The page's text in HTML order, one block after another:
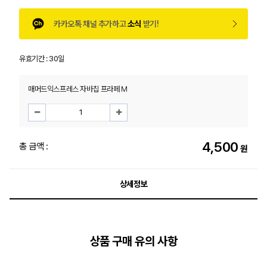
카카오톡 채널 추가하고소식 받기!
유효기간 :30일
매머드익스프레스 자바칩 프라페 M
총 금액 : 4,500 원
상세정보
상품 구매 유의 사항